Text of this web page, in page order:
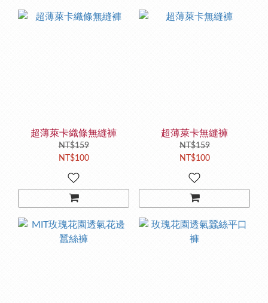
超薄萊卡織條無縫褲
NT$159
NT$100
超薄萊卡無縫褲
NT$159
NT$100